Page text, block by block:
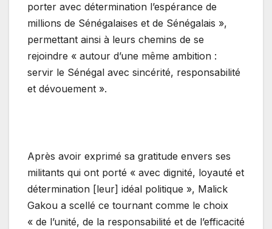
porter avec détermination l’espérance de
millions de Sénégalaises et de Sénégalais »,
permettant ainsi à leurs chemins de se
rejoindre « autour d’une même ambition :
servir le Sénégal avec sincérité, responsabilité
et dévouement ».
Après avoir exprimé sa gratitude envers ses
militants qui ont porté « avec dignité, loyauté et
détermination [leur] idéal politique », Malick
Gakou a scellé ce tournant comme le choix
« de l’unité, de la responsabilité et de l’efficacité